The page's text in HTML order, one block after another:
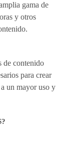
gama de
y otros
de contenido
para crear
un mayor uso y